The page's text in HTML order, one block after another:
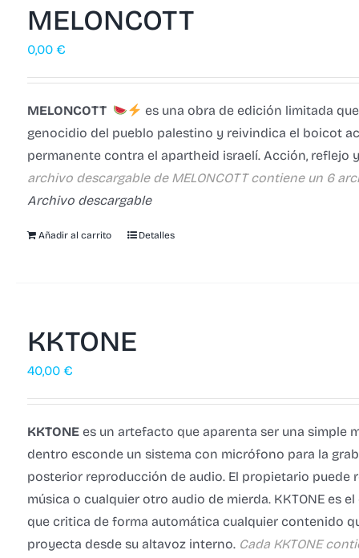
MELONCOTT
0,00 €
MELONCOTT
es una obra de edición limitada
genocidio del pueblo palestino y reivindica el boicot
permanente contra el apartheid israelí. Acción, reflejo
archivo descargable de MELONCOTT contiene un 6
Archivo descargable
Añadir al carrito Detalles
KKTONE
40,00 €
KKTONE es un artefacto que aparenta ser una simple
dentro esconde un sistema con micrófono para la
posterior reproducción de audio. El propietario puede
música o cualquier otro audio de mierda. KKTONE es
que critica de forma automática cualquier contenido
proyecta desde su altavoz interno. Cada KKTONE